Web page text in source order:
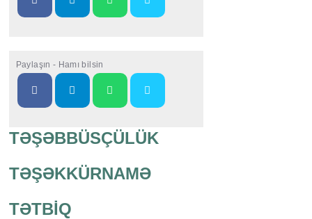
Paylaşın - Hamı bilsin
TƏŞƏBBÜSÇÜLÜK
TƏŞƏKKÜRNAMƏ
TƏTBİQ